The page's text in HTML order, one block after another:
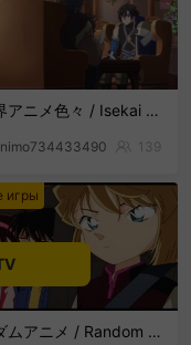
異世界アニメ色々 / Isekai Anime Mix
nimo734433490 139
игры
ランダムアニメ / Random Anime